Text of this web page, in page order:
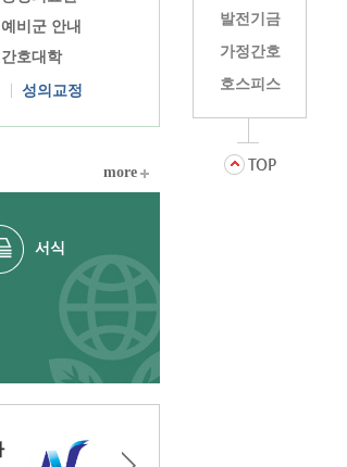
예비군 안내
간호대학
성의교정
서식
more
발전기금
가정간호
호스피스